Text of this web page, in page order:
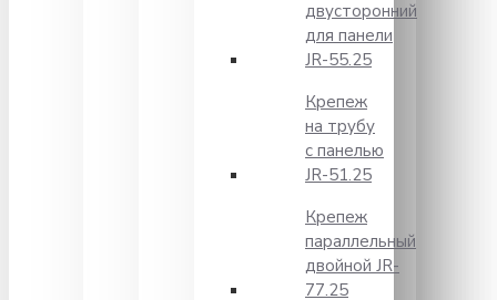
двусторонний
для панели
JR-55.25
Крепеж
на трубу
с панелью
JR-51.25
Крепеж
параллельный
двойной JR-
77.25